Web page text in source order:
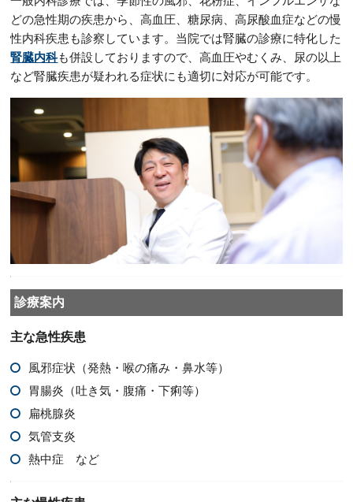
どの急性期の疾患から、高血圧、糖尿病、高尿酸血症などの慢
性内科疾患も診察しています。当院では腎臓の診療に特化した
腎臓内科も併設しておりますので、高血圧やむくみ、尿の以上
など腎臓疾患が疑われる症状にも適切に対応が可能です。
診療案内
主な急性疾患
風邪症状（発熱・喉の痛み・鼻水等）
胃腸炎（吐き気・腹痛・下痢等）
扁桃腺炎
気管支炎
熱中症 など